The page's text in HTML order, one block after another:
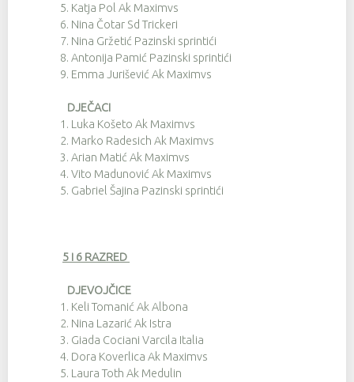
5. Katja Pol Ak Maximvs
6. Nina Čotar Sd Trickeri
7. Nina Gržetić Pazinski sprintići
8. Antonija Pamić Pazinski sprintići
9. Emma Jurišević Ak Maximvs
DJEČACI
1. Luka Košeto Ak Maximvs
2. Marko Radesich Ak Maximvs
3. Arian Matić Ak Maximvs
4. Vito Madunović Ak Maximvs
5. Gabriel Šajina Pazinski sprintići
5 i 6 RAZRED
DJEVOJČICE
1. Keli Tomanić Ak Albona
2. Nina Lazarić Ak Istra
3. Giada Cociani Varcila Italia
4. Dora Koverlica Ak Maximvs
5. Laura Toth Ak Medulin